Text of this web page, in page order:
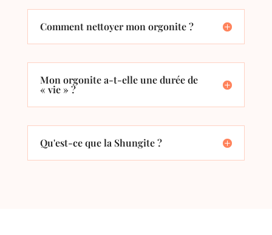
Comment nettoyer mon orgonite ?
Mon orgonite a-t-elle une durée de
« vie » ?
Qu'est-ce que la Shungite ?